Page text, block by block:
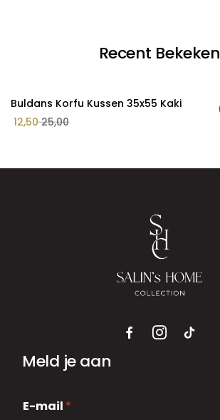
Recent Bekeken
Buldans Korfu Kussen 35x55 Kaki
12,5025,00
Meld je aan
-
E-mail *